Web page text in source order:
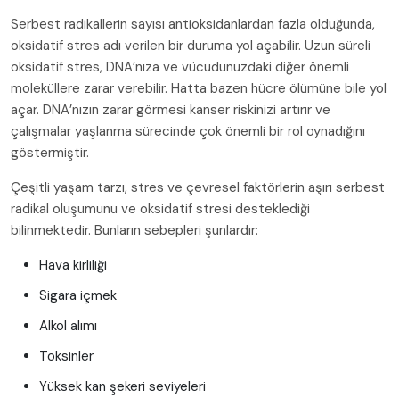
Serbest radikallerin sayısı antioksidanlardan fazla olduğunda,
oksidatif stres adı verilen bir duruma yol açabilir. Uzun süreli
oksidatif stres, DNA’nıza ve vücudunuzdaki diğer önemli
moleküllere zarar verebilir. Hatta bazen hücre ölümüne bile yol
açar. DNA’nızın zarar görmesi kanser riskinizi artırır ve
çalışmalar yaşlanma sürecinde çok önemli bir rol oynadığını
göstermiştir.
Çeşitli yaşam tarzı, stres ve çevresel faktörlerin aşırı serbest
radikal oluşumunu ve oksidatif stresi desteklediği
bilinmektedir. Bunların sebepleri şunlardır:
Hava kirliliği
Sigara içmek
Alkol alımı
Toksinler
Yüksek kan şekeri seviyeleri